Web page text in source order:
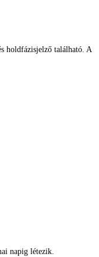
holdfázisjelző található. A
napig létezik.